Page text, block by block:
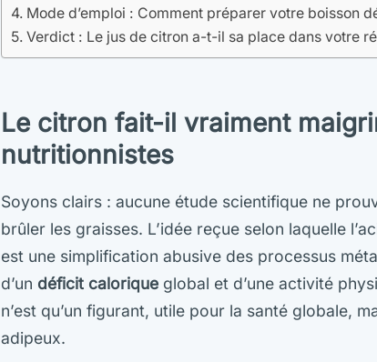
Mode d’emploi : Comment préparer votre boisson
Verdict : Le jus de citron a-t-il sa place dans votre
Le citron fait-il vraiment
nutritionnistes
Soyons clairs : aucune étude scientifique ne
brûler les graisses. L’idée reçue selon laquelle
est une simplification abusive des processus
d’un déficit calorique global et d’une activité
n’est qu’un figurant, utile pour la santé globale,
adipeux.